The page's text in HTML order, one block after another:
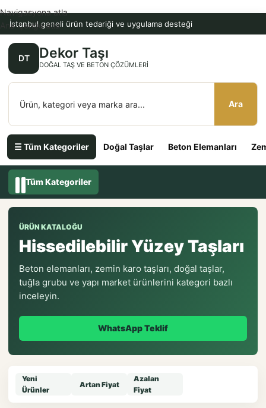
İstanbul geneli ürün tedariği ve uygulama desteği
DT Dekor Taşı
DOĞAL TAŞ VE BETON ÇÖZÜMLERI
Ara
☰ Tüm Kategoriler Doğal Taşlar Beton Elemanları
Navigasyona atla
Ana içeriğe atla
Tüm Kategoriler
ÜRÜN KATALOĞU
Hissedilebilir Yüzey Taşları
Beton elemanları, zemin karo taşları, doğal taşlar,
tuğla grubu ve yapı market ürünlerini kategori bazlı
inceleyin.
WhatsApp Teklif
Yeni
Ürünler
Artan Fiyat
Azalan
Fiyat